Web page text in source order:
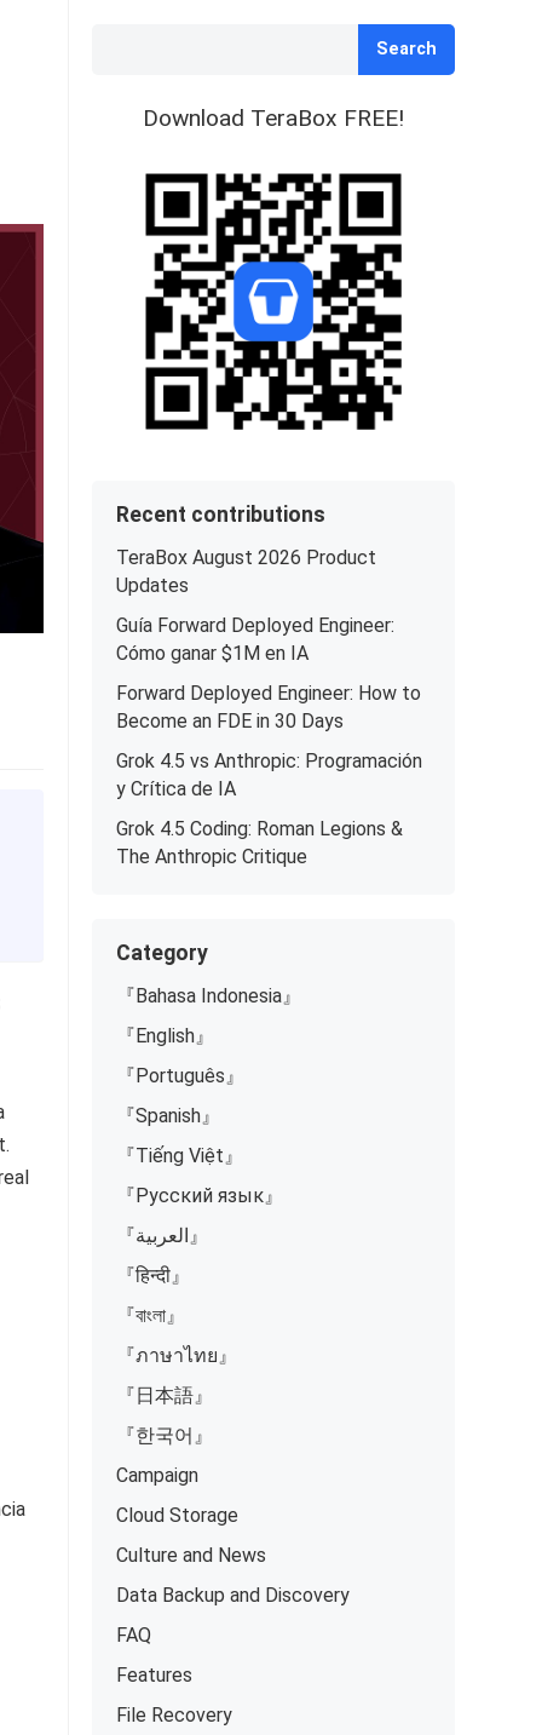
Search
Download TeraBox FREE!
Recent contributions
TeraBox August 2026 Product
Updates
Guía Forward Deployed Engineer:
Cómo ganar $1M en IA
Forward Deployed Engineer: How to
Become an FDE in 30 Days
Grok 4.5 vs Anthropic: Programación
y Crítica de IA
Grok 4.5 Coding: Roman Legions &
The Anthropic Critique
Category
『Bahasa Indonesia』
『English』
『Português』
『Spanish』
『Tiếng Việt』
『Русский язык』
『العربية』
『हिन्दी』
『বাংলা』
『ภาษาไทย』
『日本語』
『한국어』
Campaign
Cloud Storage
Culture and News
Data Backup and Discovery
FAQ
Features
File Recovery